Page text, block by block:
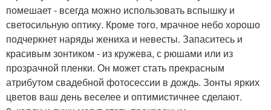
помешает - всегда можно использовать вспышку и
светосильную оптику. Кроме того, мрачное небо хорошо
подчеркнет наряды жениха и невесты. Запаситесь и
красивым зонтиком - из кружева, с рюшами или из
прозрачной пленки. Он может стать прекрасным
атрибутом свадебной фотосессии в дождь. Зонты ярких
цветов ваш день веселее и оптимистичнее сделают.